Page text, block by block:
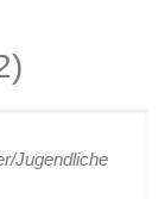
Jugendliche